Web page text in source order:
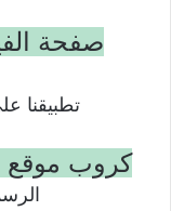
صفحة
تطبيقنا
كروب موقع